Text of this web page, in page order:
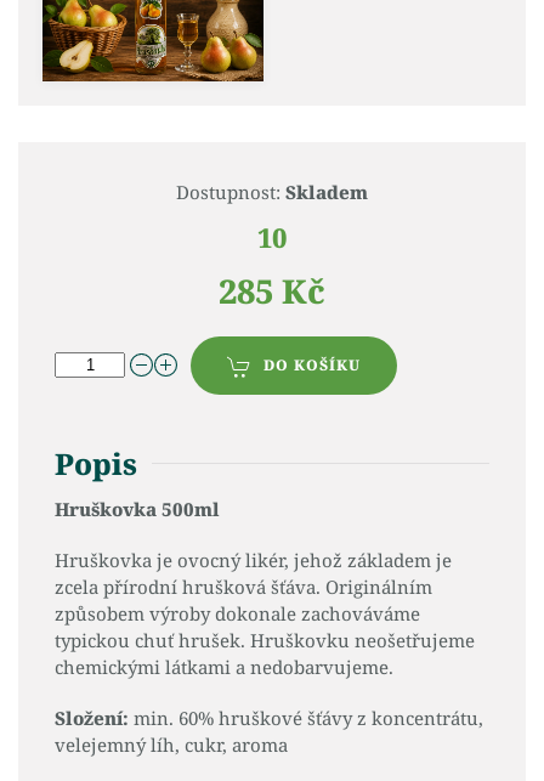
Dostupnost: Skladem
10
285 Kč
DO KOŠÍKU
Popis
Hruškovka 500ml
Hruškovka je ovocný likér, jehož základem je
zcela přírodní hrušková šťáva. Originálním
způsobem výroby dokonale zachováváme
typickou chuť hrušek. Hruškovku neošetřujeme
chemickými látkami a nedobarvujeme.
Složení: min. 60% hruškové šťávy z koncentrátu,
velejemný líh, cukr, aroma